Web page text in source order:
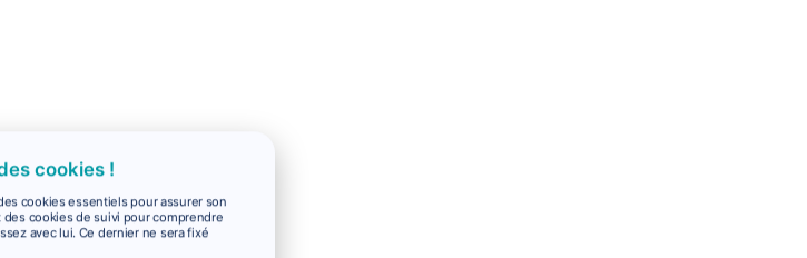
cookies !
cookies essentiels pour assurer son
cookies de suivi pour comprendre
avec lui. Ce dernier ne sera fixé